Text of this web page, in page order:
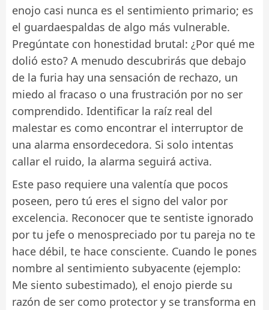
enojo casi nunca es el sentimiento primario; es
el guardaespaldas de algo más vulnerable.
Pregúntate con honestidad brutal: ¿Por qué me
dolió esto? A menudo descubrirás que debajo
de la furia hay una sensación de rechazo, un
miedo al fracaso o una frustración por no ser
comprendido. Identificar la raíz real del
malestar es como encontrar el interruptor de
una alarma ensordecedora. Si solo intentas
callar el ruido, la alarma seguirá activa.
Este paso requiere una valentía que pocos
poseen, pero tú eres el signo del valor por
excelencia. Reconocer que te sentiste ignorado
por tu jefe o menospreciado por tu pareja no te
hace débil, te hace consciente. Cuando le pones
nombre al sentimiento subyacente (ejemplo:
Me siento subestimado), el enojo pierde su
razón de ser como protector y se transforma en